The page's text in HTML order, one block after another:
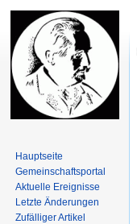
Hauptseite
Gemeinschafts­portal
Aktuelle Ereignisse
Letzte Änderungen
Zufälliger Artikel